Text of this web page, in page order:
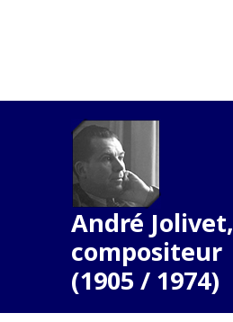
André Jolivet,
compositeur
(1905 / 1974)